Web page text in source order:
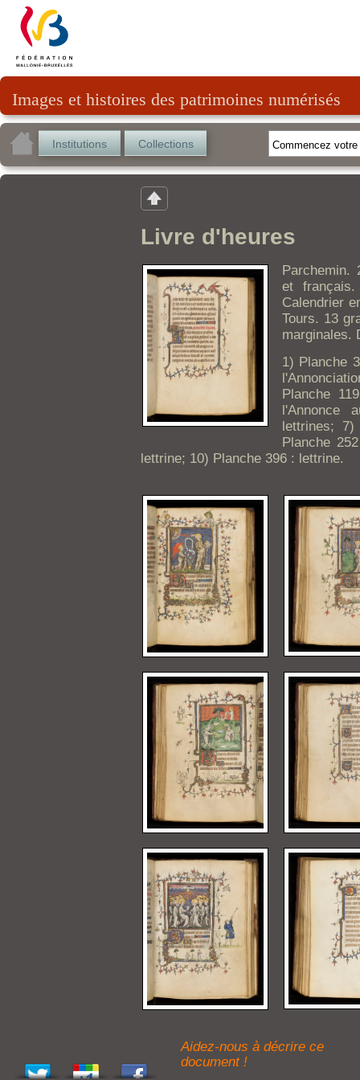
Images et histoires des patrimoines numérisés
Institutions Collections
Livre d'heures
Parchemin.
et français.
Calendrier
Tours. 13
marginales.
1) Planche
Planche
l'Annonce
lettrines;
Planche
lettrine; 10) Planche 396 : lettrine.
Aidez-nous à décrire ce
document !